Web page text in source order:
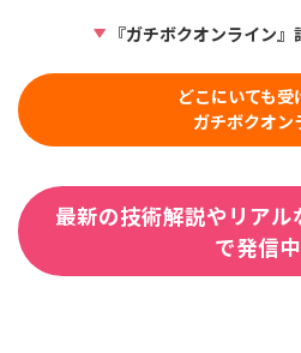
『ガチボクオンライン
どこにいても受
ガチボクオン
最新の技術解説やリア
で発信中